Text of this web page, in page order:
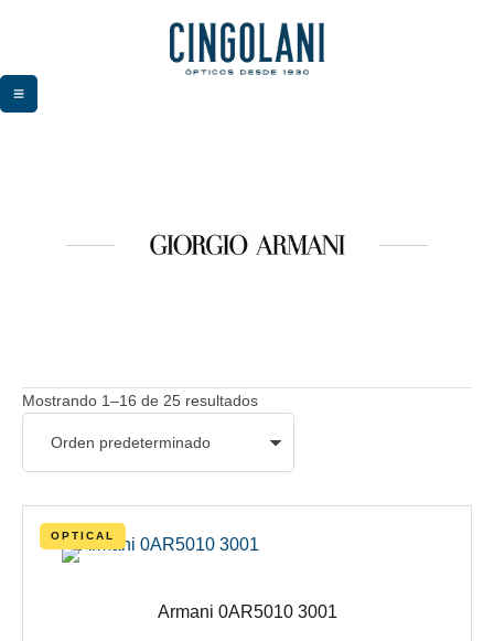
Mostrando 1–16 de 25 resultados
OPTICAL
Armani 0AR5010 3001